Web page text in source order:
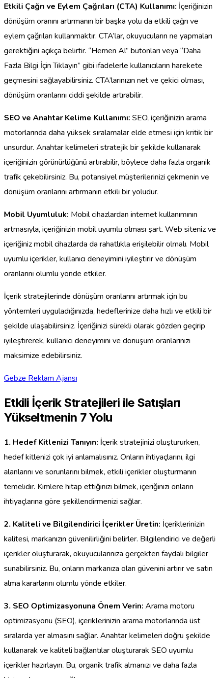
Etkili Çağrı ve Eylem Çağrıları (CTA) Kullanımı: İçeriğinizin
dönüşüm oranını artırmanın bir başka yolu da etkili çağrı ve
eylem çağrıları kullanmaktır. CTA’lar, okuyucuların ne yapmaları
gerektiğini açıkça belirtir. “Hemen Al” butonları veya “Daha
Fazla Bilgi İçin Tıklayın” gibi ifadelerle kullanıcıların harekete
geçmesini sağlayabilirsiniz. CTA’larınızın net ve çekici olması,
dönüşüm oranlarını ciddi şekilde artırabilir.
SEO ve Anahtar Kelime Kullanımı: SEO, içeriğinizin arama
motorlarında daha yüksek sıralamalar elde etmesi için kritik bir
unsurdur. Anahtar kelimeleri stratejik bir şekilde kullanarak
içeriğinizin görünürlüğünü artırabilir, böylece daha fazla organik
trafik çekebilirsiniz. Bu, potansiyel müşterilerinizi çekmenin ve
dönüşüm oranlarını artırmanın etkili bir yoludur.
Mobil Uyumluluk: Mobil cihazlardan internet kullanımının
artmasıyla, içeriğinizin mobil uyumlu olması şart. Web siteniz ve
içeriğiniz mobil cihazlarda da rahatlıkla erişilebilir olmalı. Mobil
uyumlu içerikler, kullanıcı deneyimini iyileştirir ve dönüşüm
oranlarını olumlu yönde etkiler.
İçerik stratejilerinde dönüşüm oranlarını artırmak için bu
yöntemleri uyguladığınızda, hedeflerinize daha hızlı ve etkili bir
şekilde ulaşabilirsiniz. İçeriğinizi sürekli olarak gözden geçirip
iyileştirerek, kullanıcı deneyimini ve dönüşüm oranlarınızı
maksimize edebilirsiniz.
Gebze Reklam Ajansı
Etkili İçerik Stratejileri ile Satışları
Yükseltmenin 7 Yolu
1. Hedef Kitlenizi Tanıyın: İçerik stratejinizi oluştururken,
hedef kitlenizi çok iyi anlamalısınız. Onların ihtiyaçlarını, ilgi
alanlarını ve sorunlarını bilmek, etkili içerikler oluşturmanın
temelidir. Kimlere hitap ettiğinizi bilmek, içeriğinizi onların
ihtiyaçlarına göre şekillendirmenizi sağlar.
2. Kaliteli ve Bilgilendirici İçerikler Üretin: İçeriklerinizin
kalitesi, markanızın güvenilirliğini belirler. Bilgilendirici ve değerli
içerikler oluşturarak, okuyucularınıza gerçekten faydalı bilgiler
sunabilirsiniz. Bu, onların markanıza olan güvenini artırır ve satın
alma kararlarını olumlu yönde etkiler.
3. SEO Optimizasyonuna Önem Verin: Arama motoru
optimizasyonu (SEO), içeriklerinizin arama motorlarında üst
sıralarda yer almasını sağlar. Anahtar kelimeleri doğru şekilde
kullanarak ve kaliteli bağlantılar oluşturarak SEO uyumlu
içerikler hazırlayın. Bu, organik trafik almanızı ve daha fazla